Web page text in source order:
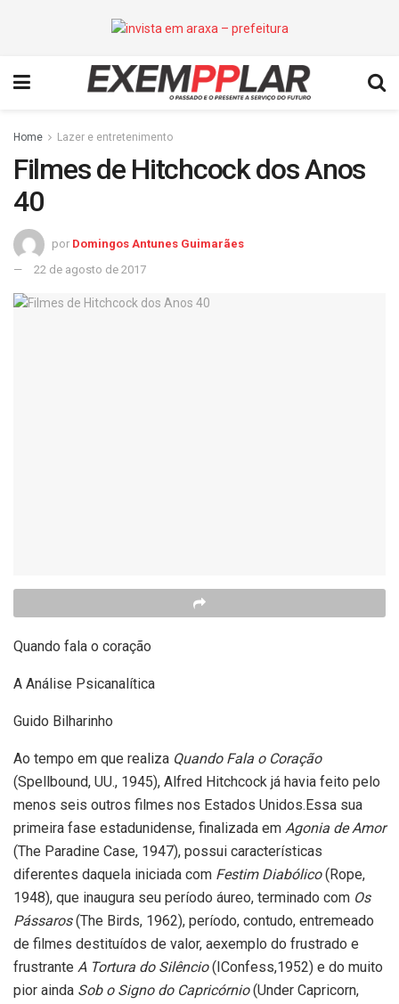
Home Lazer e entretenimento
Filmes de Hitchcock dos Anos
40
por Domingos Antunes Guimarães
22 de agosto de 2017
Quando fala o coração
A Análise Psicanalítica
Guido Bilharinho
Ao tempo em que realiza Quando Fala o Coração
(Spellbound, UU., 1945), Alfred Hitchcock já havia feito pelo
menos seis outros filmes nos Estados Unidos.Essa sua
primeira fase estadunidense, finalizada em Agonia deAmor
(The Paradine Case, 1947), possui características
diferentes daquela iniciada com Festim Diabólico(Rope,
1948), que inaugura seu período áureo, terminado com Os
Pássaros(The Birds, 1962), período, contudo, entremeado
de filmes destituídos de valor, aexemplo do frustrado e
frustrante A Tortura do Silêncio(IConfess,1952) e do muito
pior ainda Sob o Signo do Capricórnio(Under Capricorn,